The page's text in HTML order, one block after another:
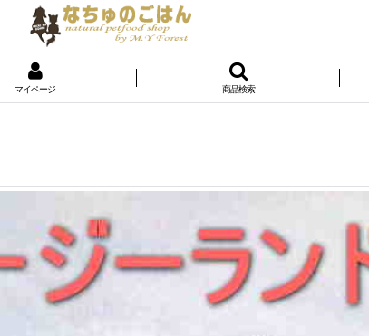
マイページ 商品検索